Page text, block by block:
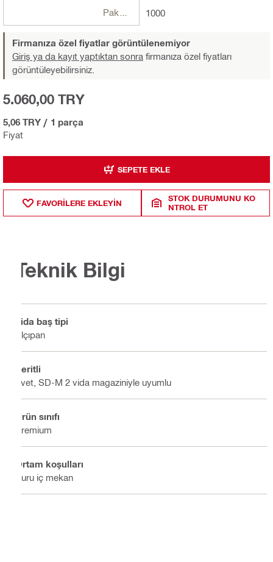
1000
Firmanıza özel fiyatlar görüntülenemiyor
Giriş ya da kayıt yaptıktan sonra firmanıza özel fiyatları
görüntüleyebilirsiniz.
Fiyat
5.060,00 TRY
5,06 TRY / 1 parça
SEPETE EKLE
FAVORILERE EKLEYIN
STOK DURUMUNU KO
NTROL ET
Teknik Bilgi
Vida baş tipi
Alçıpan
Şeritli
Evet, SD-M 2 vida magaziniyle uyumlu
Ürün sınıfı
Premium
Ortam koşulları
Kuru iç mekan